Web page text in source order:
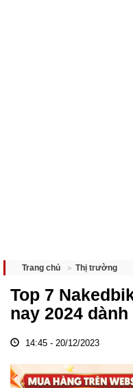
Trang chủ Thị trường
Top 7
nay 2024
14:45 - 20/12/2023